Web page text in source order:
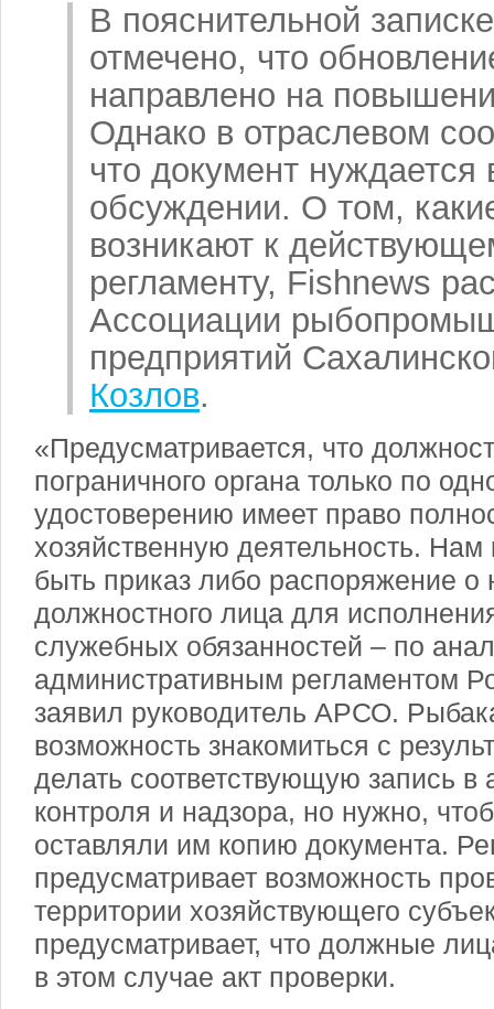
В пояснительной
отмечено, что
направлено на
Однако в отраслевом
что документ
обсуждении. О том,
возникают к
регламенту, Fishnews
Ассоциации
предприятий
Козлов.
«Предусматривается, что
пограничного органа только по
удостоверению имеет право
хозяйственную деятельность.
быть приказ либо распоряжение о
должностного лица для
служебных обязанностей – по
административным регламентом
заявил руководитель АРСО.
возможность знакомиться с
делать соответствующую запись в
контроля и надзора, но нужно,
оставляли им копию документа.
предусматривает возможность
территории хозяйствующего
предусматривает, что должные
в этом случае акт проверки.